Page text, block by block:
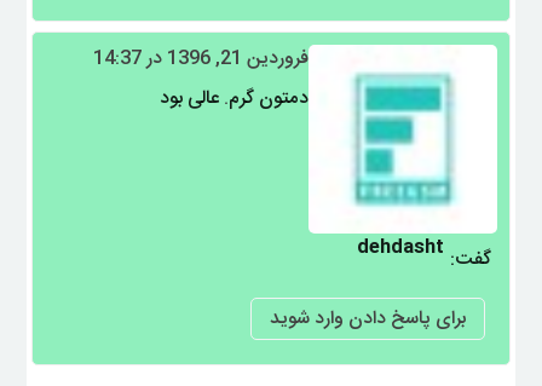
dehdasht گفت:
فروردین 21, 1396 در 14:37
دمتون گرم. عالی بود
برای پاسخ دادن وارد شوید